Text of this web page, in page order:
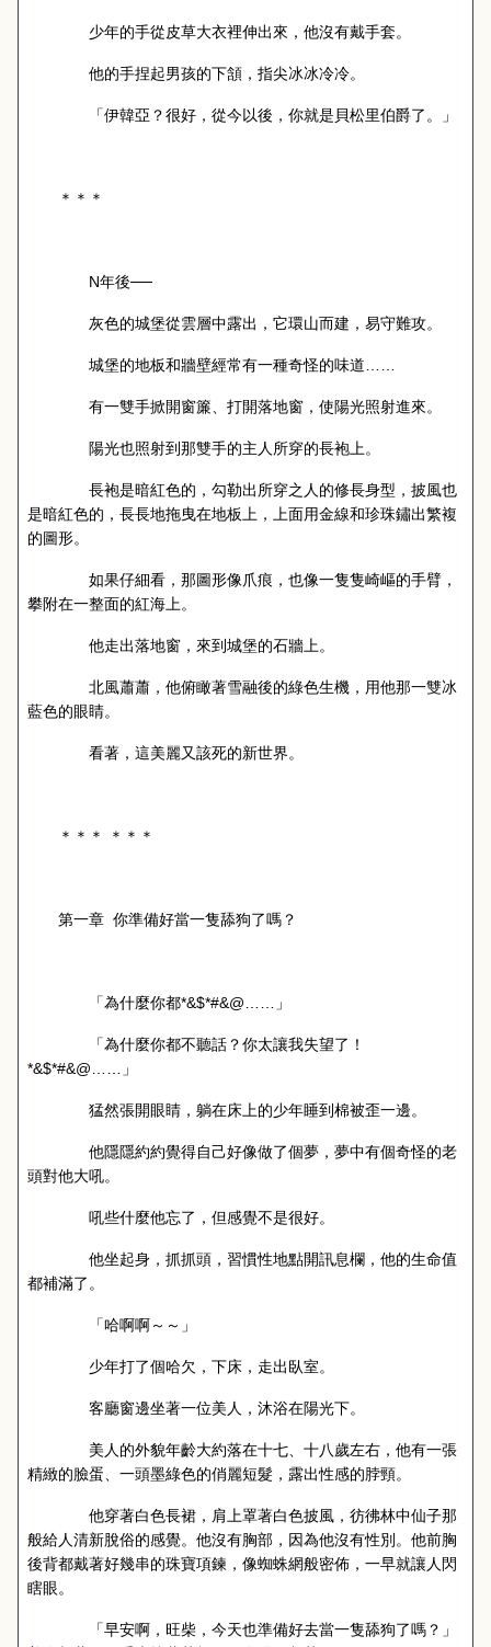
少年的手從皮草大衣裡伸出來，他沒有戴手套。
他的手捏起男孩的下頷，指尖冰冰冷冷。
「伊韓亞？很好，從今以後，你就是貝松里伯爵了。」
＊＊＊
N年後──
灰色的城堡從雲層中露出，它環山而建，易守難攻。
城堡的地板和牆壁經常有一種奇怪的味道……
有一雙手掀開窗簾、打開落地窗，使陽光照射進來。
陽光也照射到那雙手的主人所穿的長袍上。
長袍是暗紅色的，勾勒出所穿之人的修長身型，披風也
是暗紅色的，長長地拖曳在地板上，上面用金線和珍珠鏽出繁複
的圖形。
如果仔細看，那圖形像爪痕，也像一隻隻崎嶇的手臂，
攀附在一整面的紅海上。
他走出落地窗，來到城堡的石牆上。
北風蕭蕭，他俯瞰著雪融後的綠色生機，用他那一雙冰
藍色的眼睛。
看著，這美麗又該死的新世界。
＊＊＊ ＊＊＊
第一章 你準備好當一隻舔狗了嗎？
「為什麼你都*&$*#&@ ……」
「為什麼你都不聽話？你太讓我失望了！
*&$*#&@ ……」
猛然張開眼睛，躺在床上的少年睡到棉被歪一邊。
他隱隱約約覺得自己好像做了個夢，夢中有個奇怪的老
頭對他大吼。
吼些什麼他忘了，但感覺不是很好。
他坐起身，抓抓頭，習慣性地點開訊息欄，他的生命值
都補滿了。
「哈啊啊～～」
少年打了個哈欠，下床，走出臥室。
客廳窗邊坐著一位美人，沐浴在陽光下。
美人的外貌年齡大約落在十七、十八歲左右，他有一張
精緻的臉蛋、一頭墨綠色的俏麗短髮，露出性感的脖頸。
他穿著白色長裙，肩上罩著白色披風，彷彿林中仙子那
般給人清新脫俗的感覺。他沒有胸部，因為他沒有性別。他前胸
後背都戴著好幾串的珠寶項鍊，像蜘蛛網般密佈，一早就讓人閃
瞎眼。
「早安啊，旺柴，今天也準備好去當一隻舔狗了嗎？」